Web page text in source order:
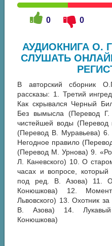
0 0
АУДИОКНИГА О.
СЛУШАТЬ
В авторский сборник
рассказы: 1. Третий
Как скрывался Черный
Без вымысла (Перевод
чистейшей воды
(Перевод В. Муравьева)
Негодное правило
(Перевод М. Урнова) 9.
Л. Каневского) 10. О
часах и вопросе,
под ред. В. Азова) 11.
Конюшкова) 12.
Львовского) 13. Охотник
В. Азова) 14.
Конюшкова)